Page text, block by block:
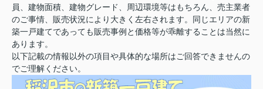
員、建物面積、建物グレード、周辺環境等はもちろん、売主業者
のご事情、販売状況により大きく左右されます。同じエリアの新
築一戸建てであっても販売事例と価格等が乖離することは当然に
あります。
以下記載の情報以外の項目や具体的な場所はご回答できませんの
でご理解ください。